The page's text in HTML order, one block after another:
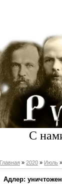
С
Главная »2020 » Июль »
Адлер: